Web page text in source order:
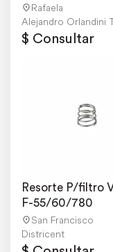
Rafaela
Alejandro Orlandini
$ Consultar
Resorte P/filtro
F-55/60/780
San Francisco
Districent